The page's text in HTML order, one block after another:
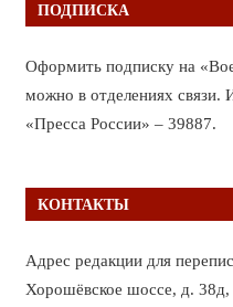
ПОДПИСКА
Оформить подписку на
можно в отделениях связи.
«Пресса России» – 39887.
КОНТАКТЫ
Адрес редакции для
Хорошёвское шоссе, д.